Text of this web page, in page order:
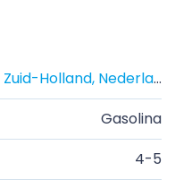
Zoetermeer, Zuid-Holland, Nederland
Gasolina
4-5